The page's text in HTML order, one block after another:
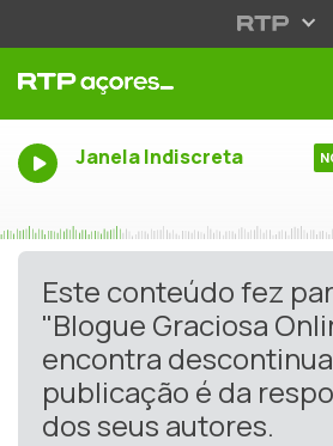
Janela Indiscreta
Este conteúdo fez
"Blogue Graciosa
encontra
publicação é da
dos seus autores.